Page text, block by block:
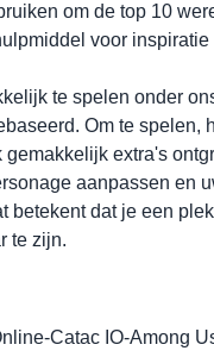
om de top 10
voor
te spelen onder
Om te spelen,
extra's
aanpassen en
betekent dat je een
te zijn.
-Catac IO-Among